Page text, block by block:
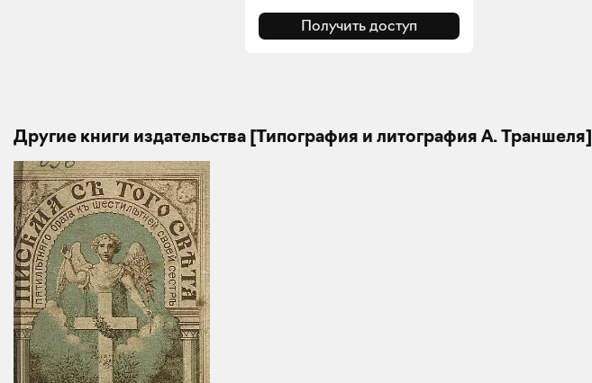
Получить доступ
Другие книги издательства [Типография и литография А. Траншеля]